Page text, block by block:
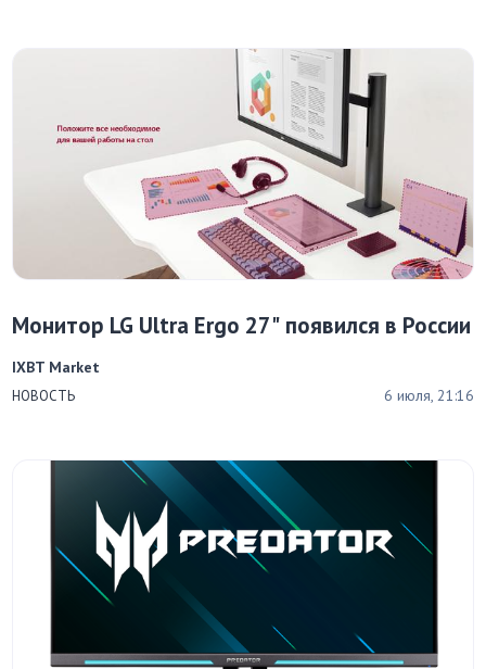
Монитор LG Ultra Ergo 27" появился в России
НОВОСТЬ 6 июля, 21:16
IXBT Market